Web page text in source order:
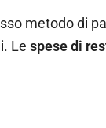
metodo di
Le spese di